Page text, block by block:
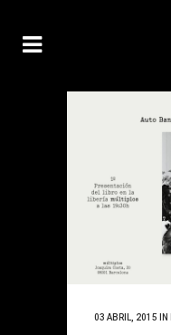
03 ABRIL, 2015 IN